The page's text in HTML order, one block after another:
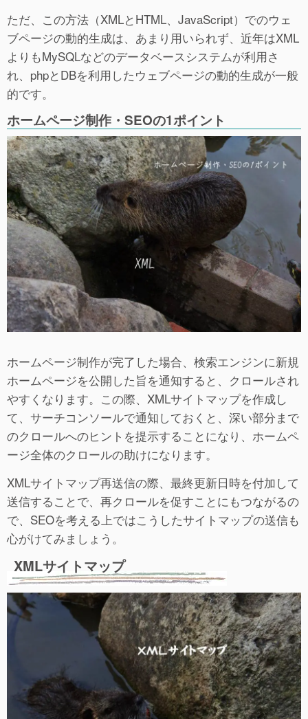
ただ、この方法（XMLとHTML、JavaScript）でのウェ
ブページの動的生成は、あまり用いられず、近年はXML
よりもMySQLなどのデータベースシステムが利用さ
れ、phpとDBを利用したウェブページの動的生成が一般
的です。
ホームページ制作・SEOの1ポイント
ホームページ制作が完了した場合、検索エンジンに新規
ホームページを公開した旨を通知すると、クロールされ
やすくなります。この際、XMLサイトマップを作成し
て、サーチコンソールで通知しておくと、深い部分まで
のクロールへのヒントを提示することになり、ホームペ
ージ全体のクロールの助けになります。
XMLサイトマップ再送信の際、最終更新日時を付加して
送信することで、再クロールを促すことにもつながるの
で、SEOを考える上ではこうしたサイトマップの送信も
心がけてみましょう。
XMLサイトマップ